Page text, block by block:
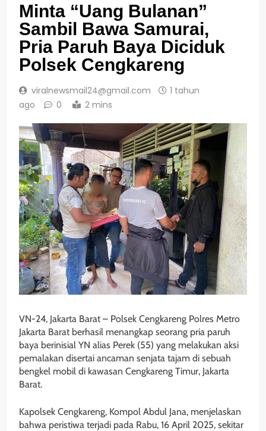
Minta “Uang Bulanan”
Sambil Bawa Samurai,
Pria Paruh Baya Diciduk
Polsek Cengkareng
viralnewsmail24@gmail.com
1 tahun
ago
0 2 mins
VN-24, Jakarta Barat – Polsek Cengkareng Polres Metro
Jakarta Barat berhasil menangkap seorang pria paruh
baya berinisial YN alias Perek (55) yang melakukan aksi
pemalakan disertai ancaman senjata tajam di sebuah
bengkel mobil di kawasan Cengkareng Timur, Jakarta
Barat.
Kapolsek Cengkareng, Kompol Abdul Jana, menjelaskan
bahwa peristiwa terjadi pada Rabu, 16 April 2025, sekitar